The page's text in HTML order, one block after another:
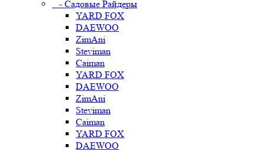
- Садовые Райдеры
YARD FOX
DAEWOO
ZimAni
Steviman
Caiman
YARD FOX
DAEWOO
ZimAni
Steviman
Caiman
YARD FOX
DAEWOO